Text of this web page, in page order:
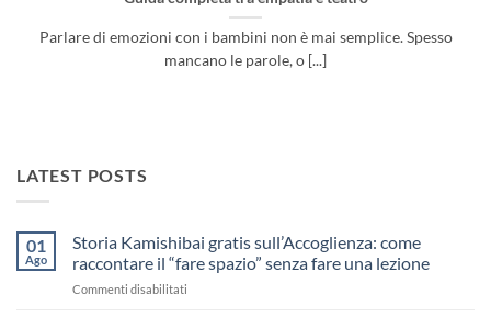
Parlare di emozioni con i bambini non è mai semplice. Spesso
mancano le parole, o [...]
LATEST POSTS
01
Ago
Storia Kamishibai gratis sull’Accoglienza: come
raccontare il “fare spazio” senza fare una lezione
Commenti disabilitati